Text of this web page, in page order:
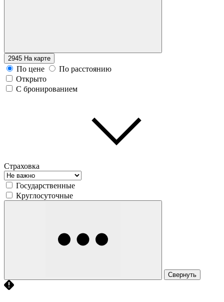
2945 На карте
По цене
По расстоянию
Открыто
С бронированием
Страховка
Государственные
Круглосуточные
Свернуть